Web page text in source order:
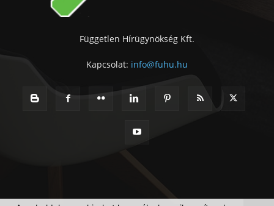
Független Hírügynökség Kft.
Kapcsolat: info@fuhu.hu